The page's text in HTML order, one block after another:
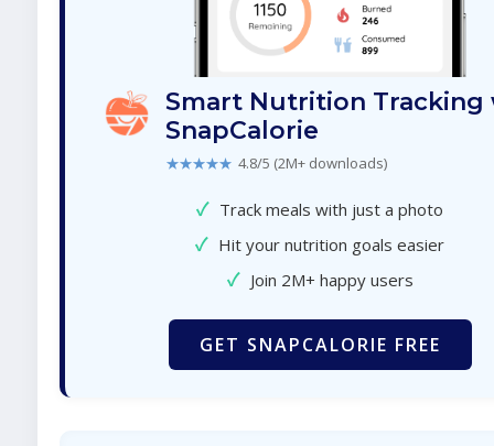
Smart Nutrition Tracking
SnapCalorie
★★★★★ 4.8/5 (2M+ downloads)
✓ Track meals with just a photo
✓ Hit your nutrition goals easier
✓ Join 2M+ happy users
GET SNAPCALORIE FREE